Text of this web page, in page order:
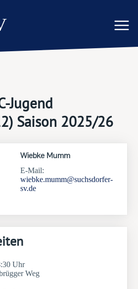
Jugend
Saison 2025/26
Wiebke Mumm
E-Mail:
wiebke.mumm@suchsdorfer-
sv.de
Uhr
Weg